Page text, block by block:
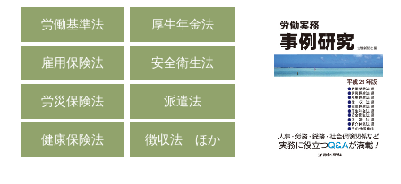
労働基準法 厚生年金法
雇用保険法 安全衛生法
労災保険法 派遣法
健康保険法 徴収法 ほか